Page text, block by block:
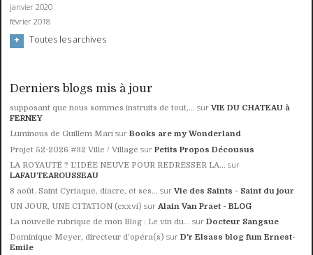
janvier 2020
février 2018
Toutes les archives
Derniers blogs mis à jour
supposant que nous sommes instruits de tout,... surVIE DU CHATEAU à
FERNEY
Luminous de Guillem Marí surBooks are my Wonderland
Projet 52-2026 #32 Ville / Village surPetits Propos Décousus
LA ROYAUTÉ ? L'IDÉE NEUVE POUR REDRESSER LA... sur
LAFAUTEAROUSSEAU
8 août. Saint Cyriaque, diacre, et ses... surVie des Saints - Saint du jour
UN JOUR, UNE CITATION (cxxvi) sur Alain Van Praet - BLOG
La nouvelle rubrique de mon Blog : Le vin du... surDocteur Sangsue
Dominique Meyer, directeur d'opéra(s) surD'r Elsass blog fum Ernest-
Emile